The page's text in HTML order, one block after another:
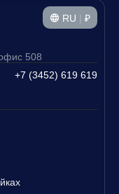
а разнообразие р
именно то место, гд
сумм, что делает в
упустите шанс купи
рынке в Бостоне и ста
больше о наших п
RU | ₽
508
+7 (3452) 619 619